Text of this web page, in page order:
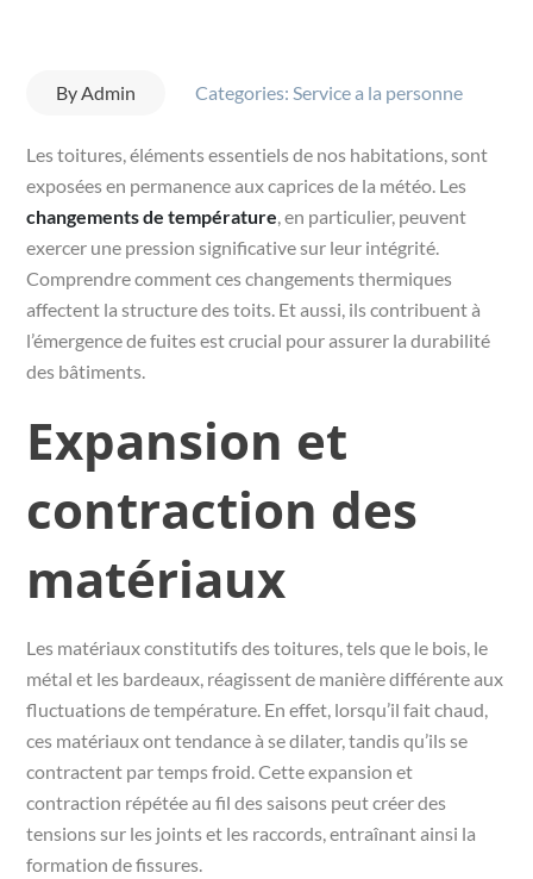
ByAdmin Categories:Service a la personne
Les toitures, éléments essentiels de nos habitations, sont
exposées en permanence aux caprices de la météo. Les
changements de température, en particulier, peuvent
exercer une pression significative sur leur intégrité.
Comprendre comment ces changements thermiques
affectent la structure des toits. Et aussi, ils contribuent à
l’émergence de fuites est crucial pour assurer la durabilité
des bâtiments.
Expansion et
contraction des
matériaux
Les matériaux constitutifs des toitures, tels que le bois, le
métal et les bardeaux, réagissent de manière différente aux
fluctuations de température. En effet, lorsqu’il fait chaud,
ces matériaux ont tendance à se dilater, tandis qu’ils se
contractent par temps froid. Cette expansion et
contraction répétée au fil des saisons peut créer des
tensions sur les joints et les raccords, entraînant ainsi la
formation de fissures.